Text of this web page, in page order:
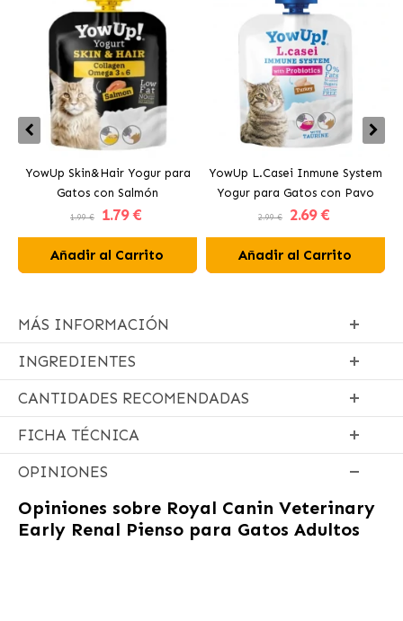
YowUp Skin&Hair Yogur para
Gatos con Salmón
1.99 € 1.79 €
Añadir al Carrito
YowUp L.Casei Inmune System
Yogur para Gatos con Pavo
2.99 € 2.69 €
Añadir al Carrito
MÁS INFORMACIÓN
INGREDIENTES
CANTIDADES RECOMENDADAS
FICHA TÉCNICA
OPINIONES
Opiniones sobre Royal Canin Veterinary
Early Renal Pienso para Gatos Adultos